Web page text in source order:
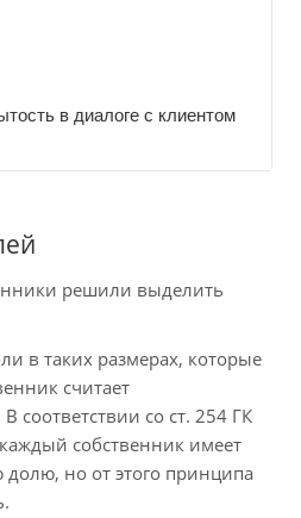
в диалоге с клиентом
решили выделить
в таких размерах, которые
считает
соответствии со ст. 254 ГК
собственник имеет
но от этого принципа